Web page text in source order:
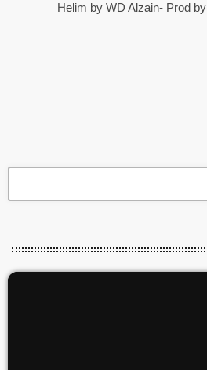
أغنية حــِلــم للفنان ودالزين |Helim by WD Alzain- Prod by